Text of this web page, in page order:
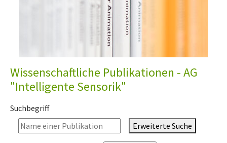
Wissenschaftliche Publikationen - AG
"Intelligente Sensorik"
Suchbegriff
Erweiterte Suche